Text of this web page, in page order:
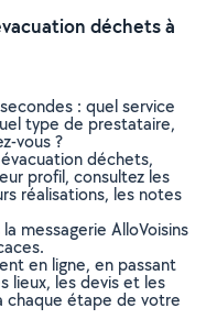
déchets à
: quel service
type de prestataire,
vous ?
déchets,
profil, consultez les
réalisations, les notes
messagerie AlloVoisins
en ligne, en passant
lieux, les devis et les
chaque étape de votre